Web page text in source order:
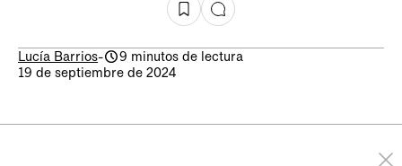
Lucía Barrios-
9 minutos de lectura
19 de septiembre de 2024